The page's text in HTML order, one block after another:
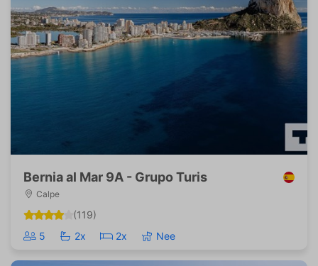
Bernia al Mar 9A - Grupo Turis
Calpe
(119)
5
2x 2x Nee